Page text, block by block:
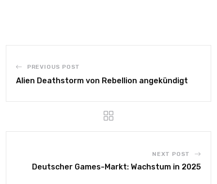
PREVIOUS POST
Alien Deathstorm von Rebellion angekündigt
NEXT POST
Deutscher Games-Markt: Wachstum in 2025